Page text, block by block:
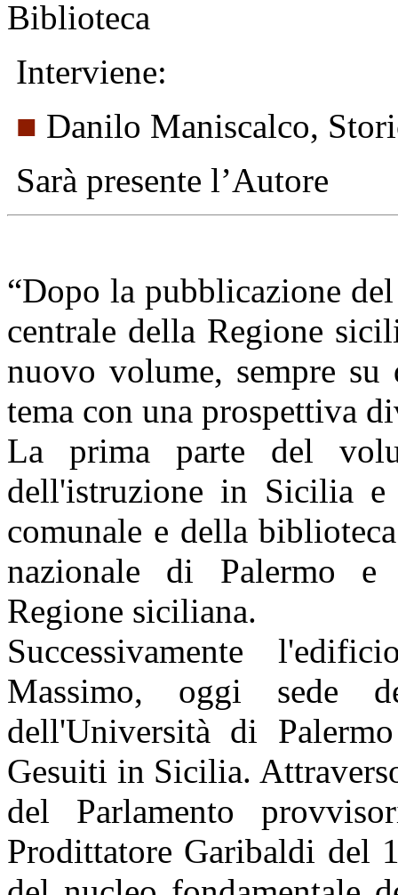
Biblioteca
Interviene:
■ Danilo Maniscalco,
Sarà presente l’Autore
“Dopo la pubblicazione
centrale della Regione
nuovo volume, sempre
tema con una prospettiva
La prima parte del
dell'istruzione in Sicilia
comunale e della
nazionale di Palermo
Regione siciliana.
Successivamente
Massimo, oggi sede
dell'Università di
Gesuiti in Sicilia.
del Parlamento
Prodittatore Garibaldi del